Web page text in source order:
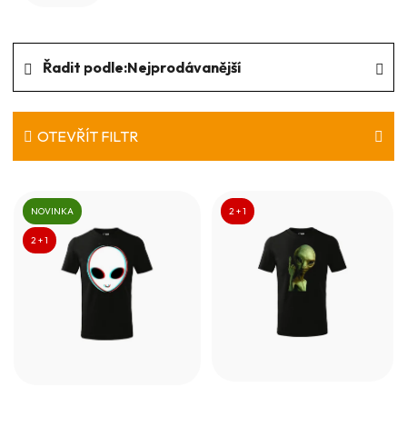
Ř
a
z
e
n
p
r
Řadit podle:Nejprodávanější
OTEVŘÍT FILTR
V
ý
p
NOVINKA
2 + 1
2 + 1